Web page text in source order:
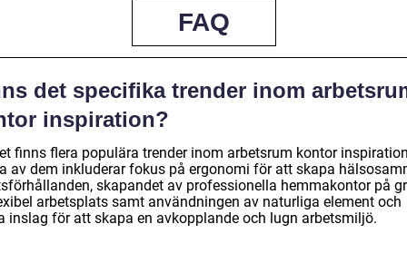
FAQ
det specifika trender inom
inspiration?
finns flera populära trender inom arbetsrum kontor
av dem inkluderar fokus på ergonomi för att skapa
skapandet av professionella hemmakontor på
arbetsplats samt användningen av naturliga element och
inslag för att skapa en avkopplande och lugn arbetsmiljö.